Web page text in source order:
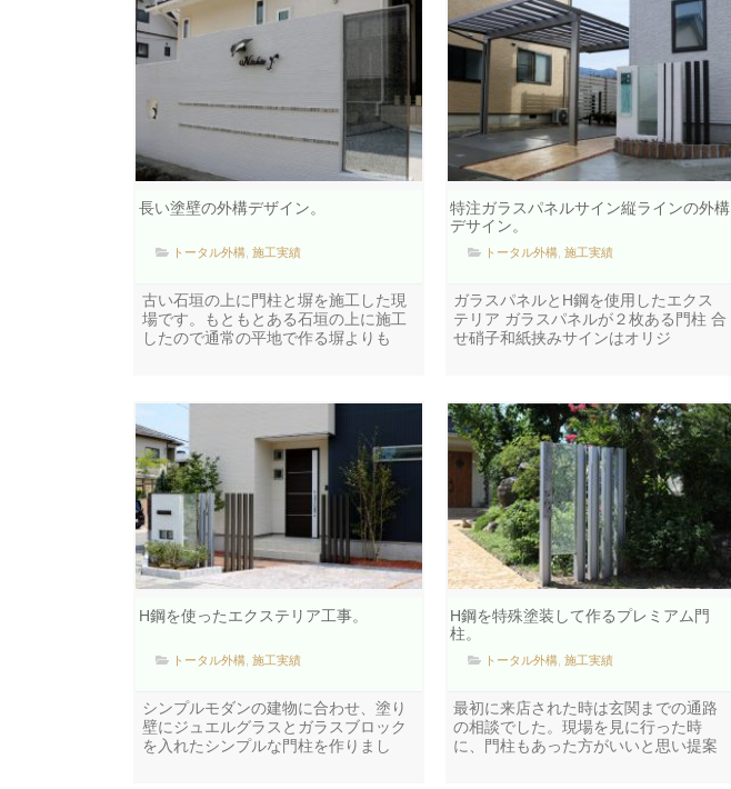
長い塗壁の外構デザイン。
トータル外構 ,施工実績
古い石垣の上に門柱と塀を施工した現
場です。もともとある石垣の上に施工
したので通常の平地で作る塀よりも
特注ガラスパネルサイン縦ラインの外構
デサイン。
トータル外構, 施工実績
ガラスパネルとH鋼を使用したエクス
テリア ガラスパネルが２枚ある門柱 合
せ硝子和紙挟みサインはオリジ
H鋼を使ったエクステリア工事。
トータル外構 ,施工実績
シンプルモダンの建物に合わせ、塗り
壁にジュエルグラスとガラスブロック
を入れたシンプルな門柱を作りまし
H鋼を特殊塗装して作るプレミアム門
柱。
トータル外構, 施工実績
最初に来店された時は玄関までの通路
の相談でした。現場を見に行った時
に、門柱もあった方がいいと思い提案